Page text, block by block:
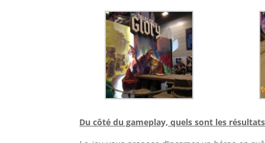
Du côté du gameplay, quels sont les